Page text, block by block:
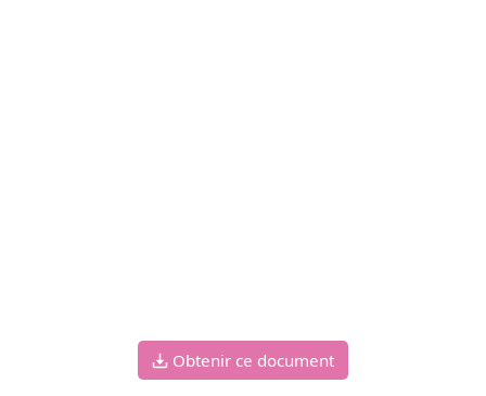
Obtenir ce document